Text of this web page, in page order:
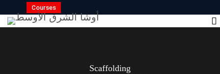
Courses
Scaffolding